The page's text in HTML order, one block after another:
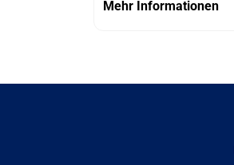
Mehr Informationen